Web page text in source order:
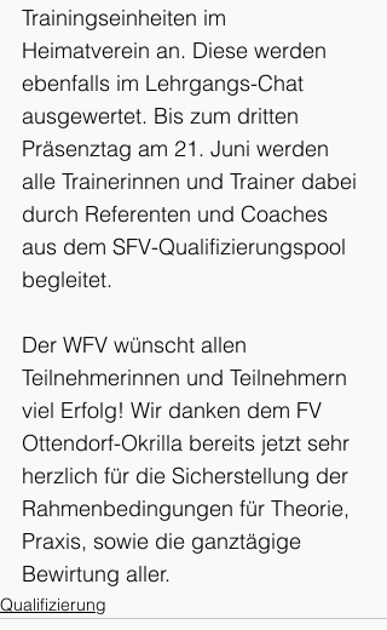
Trainingseinheiten im
Heimatverein an. Diese werden
ebenfalls im Lehrgangs-Chat
ausgewertet. Bis zum dritten
Präsenztag am 21. Juni werden
alle Trainerinnen und Trainer dabei
durch Referenten und Coaches
aus dem SFV-Qualifizierungspool
begleitet.
Der WFV wünscht allen
Teilnehmerinnen und Teilnehmern
viel Erfolg! Wir danken dem FV
Ottendorf-Okrilla bereits jetzt sehr
herzlich für die Sicherstellung der
Rahmenbedingungen für Theorie,
Praxis, sowie die ganztägige
Bewirtung aller.
Qualifizierung